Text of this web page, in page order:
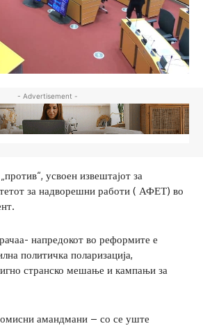
- Advertisement -
усвоен извештајот за
за надворешни работи ( АФЕТ) во
напредокот во реформите е
политичка поларизација,
странско мешање и кампањи за
амандмани – со се уште